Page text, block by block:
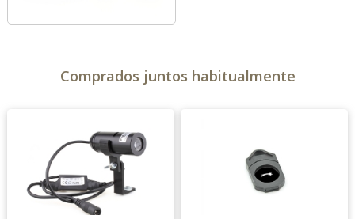
Comprados juntos habitualmente